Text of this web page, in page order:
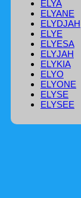
ELYA
ELYANE
ELYDJAH
ELYE
ELYESA
ELYJAH
ELYKIA
ELYO
ELYONE
ELYSE
ELYSEE